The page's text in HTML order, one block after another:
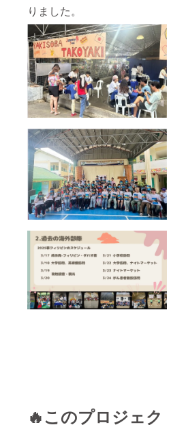
りました。
🔥このプロジェク